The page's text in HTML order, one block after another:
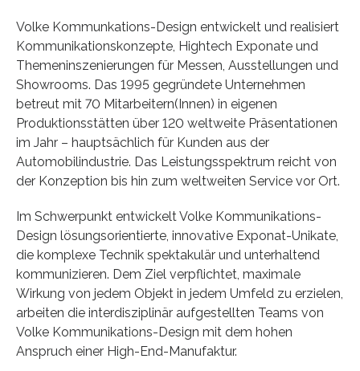
Volke Kommunkations-Design entwickelt und realisiert
Kommunikationskonzepte, Hightech Exponate und
Themeninszenierungen für Messen, Ausstellungen und
Showrooms. Das 1995 gegründete Unternehmen
betreut mit 70 Mitarbeitern(Innen) in eigenen
Produktionsstätten über 120 weltweite Präsentationen
im Jahr – hauptsächlich für Kunden aus der
Automobilindustrie. Das Leistungsspektrum reicht von
der Konzeption bis hin zum weltweiten Service vor Ort.
Im Schwerpunkt entwickelt Volke Kommunikations-
Design lösungsorientierte, innovative Exponat-Unikate,
die komplexe Technik spektakulär und unterhaltend
kommunizieren. Dem Ziel verpflichtet, maximale
Wirkung von jedem Objekt in jedem Umfeld zu erzielen,
arbeiten die interdisziplinär aufgestellten Teams von
Volke Kommunikations-Design mit dem hohen
Anspruch einer High-End-Manufaktur.